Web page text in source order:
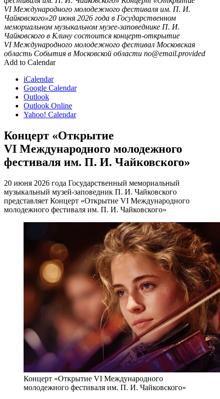
VI Международного молодежного фестиваля им. П. И.
Чайковского»20 июня 2026 года в Государственном
мемориальном музыкальном музее-заповеднике П. И.
Чайковского в Клину состоится концерт-открытие
VI Международного молодежного фестивал Московская
область События в Московской области no@email.provided
Add to Calendar
iCalendar
Google Calendar
Outlook
Outlook Online
Yahoo! Calendar
Концерт «Открытие
VI Международного молодежного
фестиваля им. П. И. Чайковского»
20 июня 2026 года Государственный мемориальный
музыкальный музей-заповедник П. И. Чайковского
представляет Концерт «Открытие VI Международного
молодежного фестиваля им. П. И. Чайковского»
Концерт «Открытие VI Международного
молодежного фестиваля им. П. И. Чайковского»